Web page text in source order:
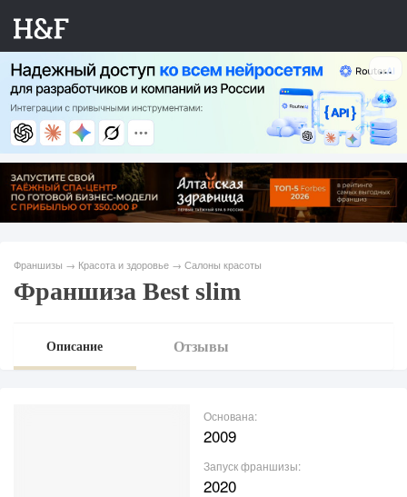
Франшизы → Красота и здоровье → Салоны красоты
Франшиза Best slim
Описание Отзывы
Основана:
2009
Запуск франшизы:
2020